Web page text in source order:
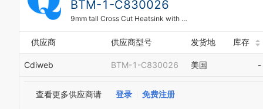
BTM-1-C830026
9mm tall Cross Cut Heatsink with 38.5x38.5mm Footprint
供应商 供应商型号 发货地 库存
Cdiweb BTM-1-C830026 美国 -
查看更多供应商请 登录 免费注册